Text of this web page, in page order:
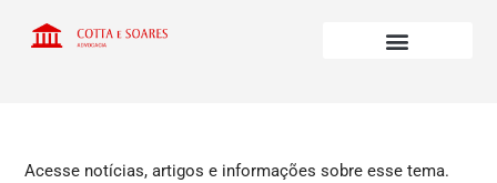
Acesse notícias, artigos e informações sobre esse tema.